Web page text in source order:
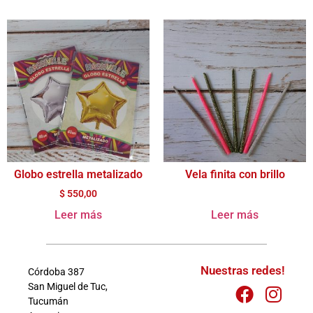
Globo estrella metalizado
$ 550,00
Leer más
Vela finita con brillo
Leer más
Córdoba 387
San Miguel de Tuc,
Tucumán
Nuestras redes!